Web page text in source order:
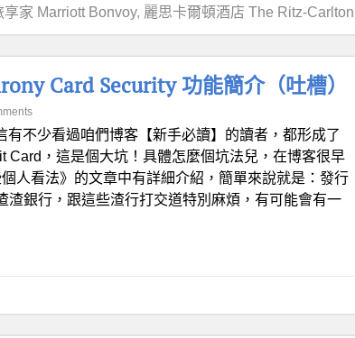
享家 Marriott Bonvoy, 麗思卡爾頓酒店 The Ritz-Carlton
Card Security 功能簡介（吐槽）
有不少看過咱們博客【新手必讀】的讀者，都形成了
，這是個大坑！具體怎麼個坑法兒，在博客很早
人看法》的文章中有詳細介紹，簡單來說就是：發行
銀行，跟這些渣行打交道特別麻煩，有可能會有一